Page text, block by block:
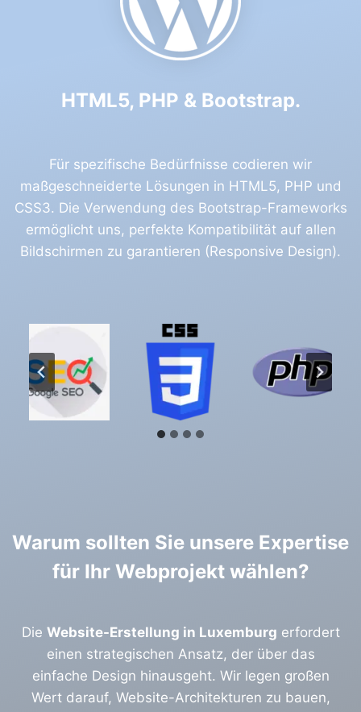
HTML5, PHP & Bootstrap.
Für spezifische Bedürfnisse codieren wir
maßgeschneiderte Lösungen in HTML5, PHP und
CSS3. Die Verwendung des Bootstrap-Frameworks
ermöglicht uns, perfekte Kompatibilität auf allen
Bildschirmen zu garantieren (Responsive Design).
Warum sollten Sie unsere Expertise
für Ihr Webprojekt wählen?
Die Website-Erstellung in Luxemburg erfordert
einen strategischen Ansatz, der über das
einfache Design hinausgeht. Wir legen großen
Wert darauf, Website-Architekturen zu bauen,